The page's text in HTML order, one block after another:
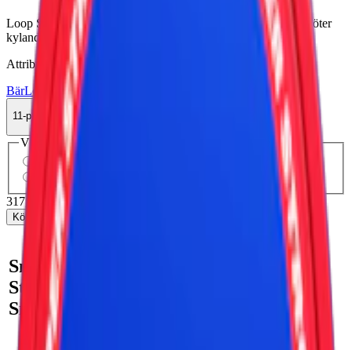
Loop Strawberry Ice är ett tobaksfritt vitt snus där jordgubb möter
kylande mint. Finns i slimmad prilla med 9,4 mg nikotin.
Attribut
BärLoop MintNormal
11-pack
317,90 kr
Köp
Välj antal dosor
1-pack33,90 kr 28,90 kr
30-pack
28,40 kr
317,90 kr
/11-pack
Köp
Snabb fakta om Loop
Strawberry Ice Strong Vitt
Snus